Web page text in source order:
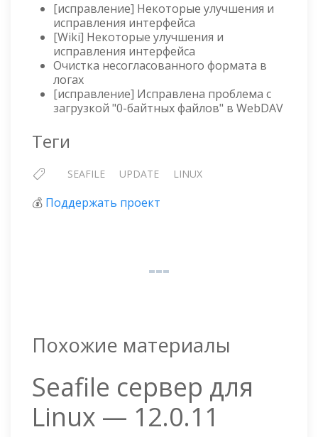
[исправление] Некоторые улучшения и
исправления интерфейса
[Wiki] Некоторые улучшения и
исправления интерфейса
Очистка несогласованного формата в
логах
[исправление] Исправлена проблема с
загрузкой "0-байтных файлов" в WebDAV
Теги
SEAFILE UPDATE LINUX
💰 Поддержать проект
Похожие материалы
Seafile сервер для
Linux — 12.0.11